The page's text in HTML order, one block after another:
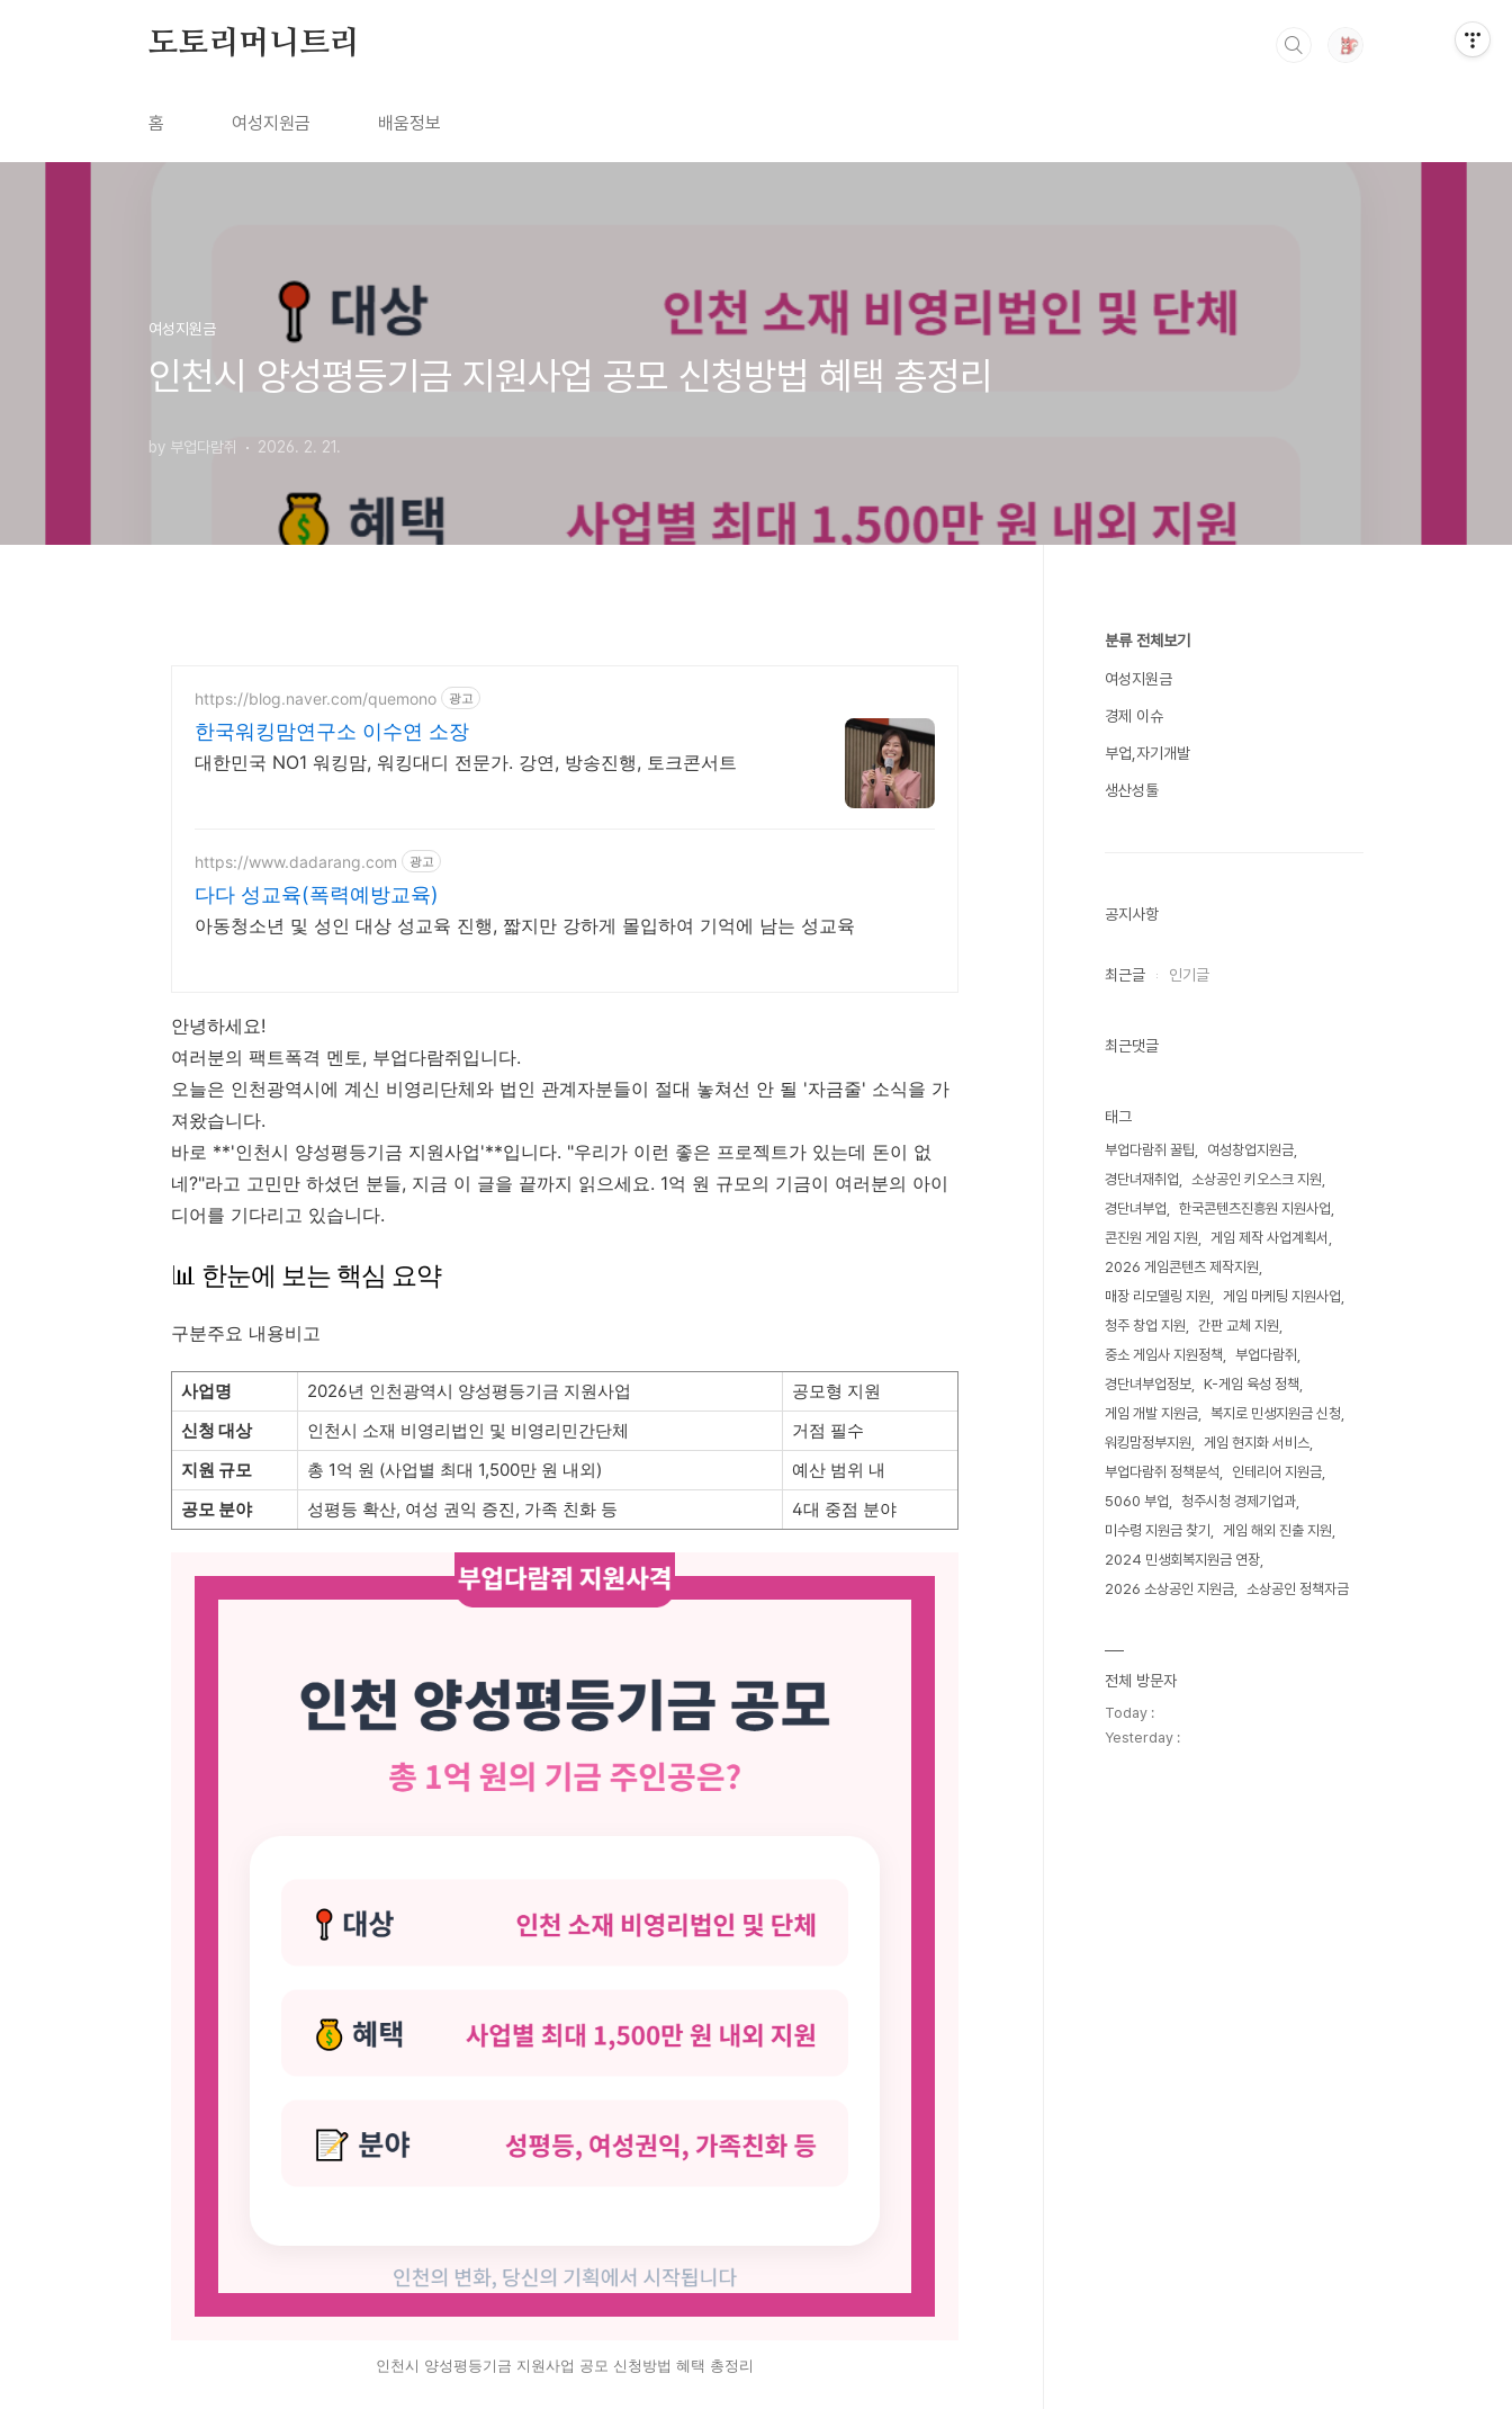
도토리머니트리
홈 여성지원금 배움정보
여성지원금
인천시 양성평등기금 지원사업 공모 신청방법 혜택 총정리
by 부업다람쥐 2026. 2. 21.
https://blog.naver.com/quemono 광고
한국워킹맘연구소 이수연 소장
대한민국 NO1 워킹맘, 워킹대디 전문가. 강연, 방송진행, 토크콘서트
https://www.dadarang.com 광고
다다 성교육(폭력예방교육)
아동청소년 및 성인 대상 성교육 진행, 짧지만 강하게 몰입하여 기억에 남는 성교육
안녕하세요!
여러분의 팩트폭격 멘토, 부업다람쥐입니다.
오늘은 인천광역시에 계신 비영리단체와 법인 관계자분들이 절대 놓쳐선 안 될 '자금줄' 소식을 가
져왔습니다.
바로 **'인천시 양성평등기금 지원사업'**입니다. "우리가 이런 좋은 프로젝트가 있는데 돈이 없
네?"라고 고민만 하셨던 분들, 지금 이 글을 끝까지 읽으세요. 1억 원 규모의 기금이 여러분의 아이
디어를 기다리고 있습니다.
📊 한눈에 보는 핵심 요약
구분주요 내용비고
사업명 2026년 인천광역시 양성평등기금 지원사업
공모형 지원
신청 대상
인천시 소재 비영리법인 및 비영리민간단체
거점 필수
지원 규모
총 1억 원 (사업별 최대 1,500만 원 내외)
예산 범위 내
공모 분야
성평등 확산, 여성 권익 증진, 가족 친화 등 4대 중점 분야
인천시 양성평등기금 지원사업 공모 신청방법 혜택 총정리
분류 전체보기
여성지원금
경제 이슈
부업,자기개발
생산성툴
공지사항
최근글 인기글
최근댓글
태그
부업다람쥐 꿀팁
여성창업지원금
경단녀재취업
소상공인 키오스크 지원
경단녀부업
한국콘텐츠진흥원 지원사업
콘진원 게임 지원
게임 제작 사업계획서
2026 게임콘텐츠 제작지원
매장 리모델링 지원
게임 마케팅 지원사업
청주 창업 지원
간판 교체 지원
중소 게임사 지원정책
부업다람쥐
경단녀부업정보
K-게임 육성 정책
게임 개발 지원금
복지로 민생지원금 신청
워킹맘정부지원
게임 현지화 서비스
부업다람쥐 정책분석
인테리어 지원금
5060 부업
청주시청 경제기업과
미수령 지원금 찾기
게임 해외 진출 지원
2024 민생회복지원금 연장
2026 소상공인 지원금
소상공인 정책자금
전체 방문자
Today :
Yesterday :